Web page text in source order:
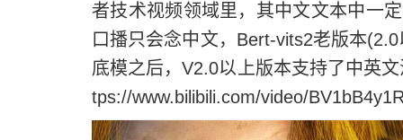
者技术视频领域里，其中文文本中一
口播只会念中文，Bert-vits2老版本
底模之后，V2.0以上版本支持了中英
tps://www.bilibili.com/video/